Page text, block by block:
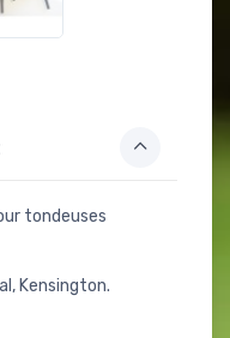
tondeuses
Kensington.